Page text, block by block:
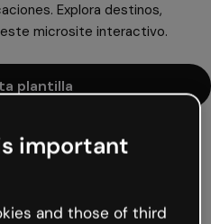
Explora destinos,
microsite interactivo.
plantilla
formatos
important
and those of third